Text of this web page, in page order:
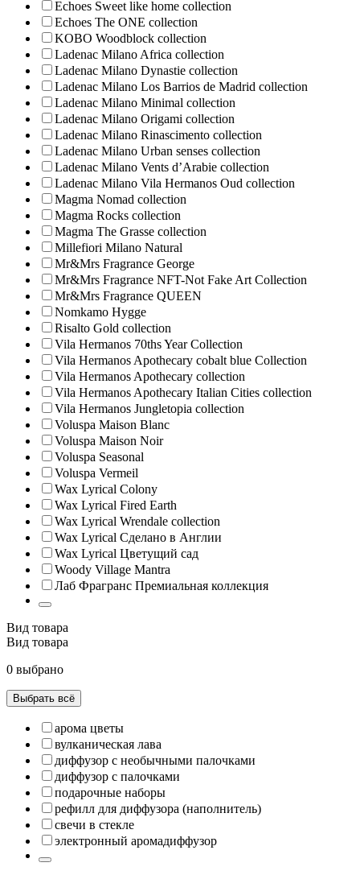
Echoes Sweet like home collection
Echoes The ONE collection
KOBO Woodblock collection
Ladenac Milano Africa collection
Ladenac Milano Dynastie collection
Ladenac Milano Los Barrios de Madrid collection
Ladenac Milano Minimal collection
Ladenac Milano Origami collection
Ladenac Milano Rinascimento collection
Ladenac Milano Urban senses collection
Ladenac Milano Vents d’Arabie collection
Ladenac Milano Vila Hermanos Oud collection
Magma Nomad collection
Magma Rocks collection
Magma The Grasse collection
Millefiori Milano Natural
Mr&Mrs Fragrance George
Mr&Mrs Fragrance NFT-Not Fake Art Collection
Mr&Mrs Fragrance QUEEN
Nomkamo Hygge
Risalto Gold collection
Vila Hermanos 70ths Year Collection
Vila Hermanos Apothecary cobalt blue Collection
Vila Hermanos Apothecary collection
Vila Hermanos Apothecary Italian Cities collection
Vila Hermanos Jungletopia collection
Voluspa Maison Blanc
Voluspa Maison Noir
Voluspa Seasonal
Voluspa Vermeil
Wax Lyrical Colony
Wax Lyrical Fired Earth
Wax Lyrical Wrendale collection
Wax Lyrical Сделано в Англии
Wax Lyrical Цветущий сад
Woody Village Mantra
Лаб Фрагранс Премиальная коллекция
Вид товара
Вид товара
0 выбрано
Выбрать всё
арома цветы
вулканическая лава
диффузор с необычными палочками
диффузор с палочками
подарочные наборы
рефилл для диффузора (наполнитель)
свечи в стекле
электронный аромадиффузор